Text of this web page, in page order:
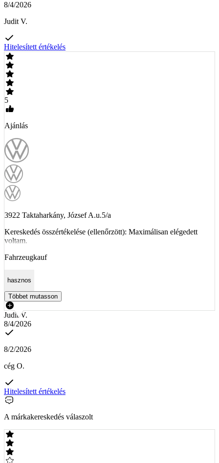
8/4/2026
Judit V.
Hitelesített értékelés
5
Ajánlás
3922 Taktaharkány, József A.u.5/a
Kereskedés összértékelése (ellenőrzött): Maximálisan elégedett
voltam.
Fahrzeugkauf
hasznos
Többet mutasson
Judit V.
8/4/2026
8/2/2026
cég O.
Hitelesített értékelés
A márkakereskedés válaszolt